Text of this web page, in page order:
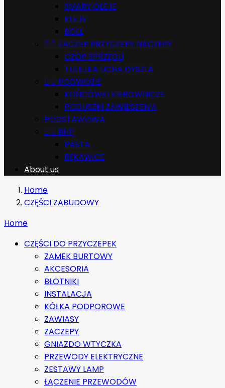
SMARY OLEJE
KLEJE
BOLL
  ZACZEP PRZYCZEPY NACZEPY
CZOP SPRZĘGU
TULEJKA UCHA DYSZLA
  PODWOZIE
KOŃCÓWKI KIEROWNICZE
PODUSZKI ZAWIESZENIA
PODSTAWOWA
  BHP
PASTA
RĘKAWICE
About us
Home
CZĘŚCI ZABUDOWY
Home
CZĘŚCI DO PRZYCZEPEK
ZAMEK BURTOWY
AKCESORIA
BŁOTNIKI
INSTALACJA
KÓŁKA PODPOROWE
ZAWIASY
ZACZEPY
GNIAZDO WTYCZKA
PRZEWODY ELEKTRYCZNE
ZESTAWY LAMP
ŁĄCZENIE PRZEWODÓW